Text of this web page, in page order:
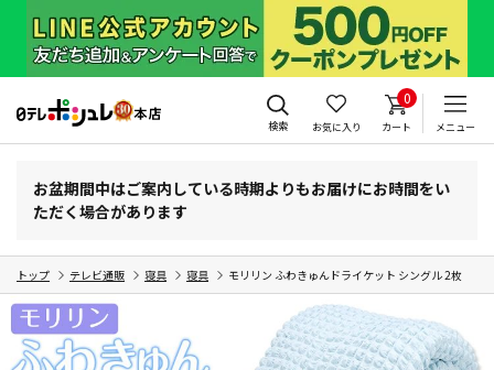
検索 お気に入り
0
カート メニュー
お盆期間中はご案内している時期よりもお届けにお時間をい
ただく場合があります
トップ テレビ通販 寝具 寝具 モリリン ふわきゅんドライケット シングル 2枚